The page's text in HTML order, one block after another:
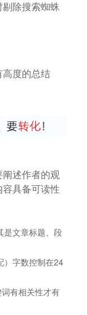
除搜索蜘蛛
度的总结
述作者的观
具备可读性
是文章标题、段
）字数控制在24
有相关性才有